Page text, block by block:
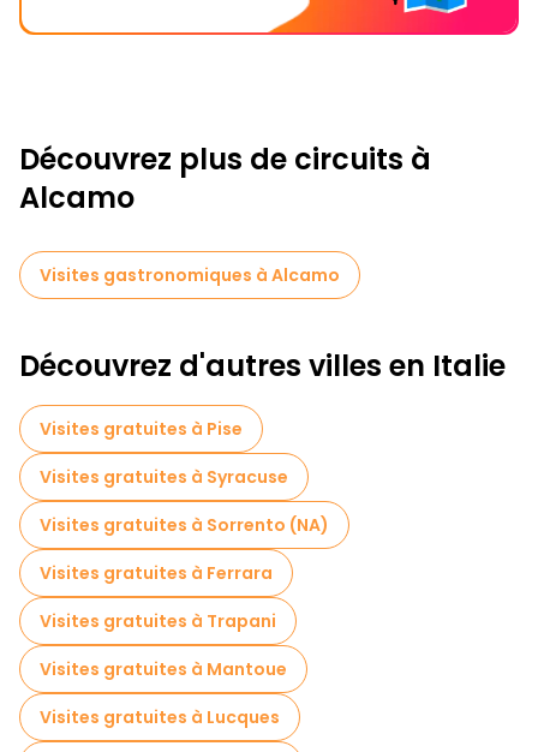
Découvrez plus de circuits à
Alcamo
Visites gastronomiques à Alcamo
Découvrez d'autres villes en Italie
Visites gratuites à Pise
Visites gratuites à Syracuse
Visites gratuites à Sorrento (NA)
Visites gratuites à Ferrara
Visites gratuites à Trapani
Visites gratuites à Mantoue
Visites gratuites à Lucques